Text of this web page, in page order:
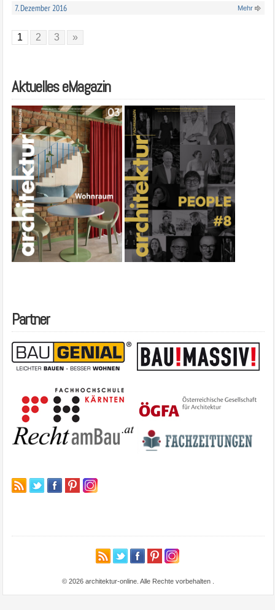
7. Dezember 2016 Mehr
1 2 3 »
Aktuelles eMagazin
Partner
© 2026 architektur-online. Alle Rechte vorbehalten